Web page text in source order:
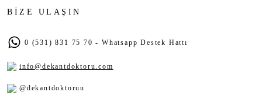
BİZE ULAŞIN
0 (531) 831 75 70 - Whatsapp Destek Hattı
info@dekantdoktoru.com
@dekantdoktoruu